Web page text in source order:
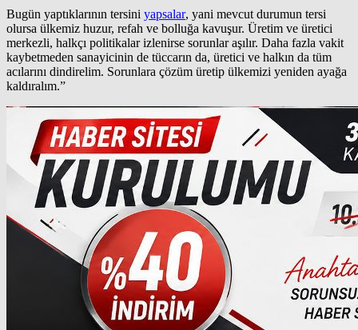
Bugün yaptıklarının tersini yapsalar, yani mevcut durumun tersi
olursa ülkemiz huzur, refah ve bolluğa kavuşur. Üretim ve üretici
merkezli, halkçı politikalar izlenirse sorunlar aşılır. Daha fazla vakit
kaybetmeden sanayicinin de tüccarın da, üretici ve halkın da tüm
acılarını dindirelim. Sorunlara çözüm üretip ülkemizi yeniden ayağa
kaldıralım.”